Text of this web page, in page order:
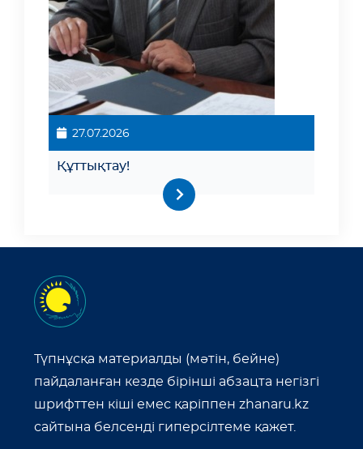
27.07.2026
Құттықтау!
Түпнұсқа материалды (мәтін, бейне)
пайдаланған кезде бірінші абзацта негізгі
шрифттен кіші емес қаріппен zhanaru.kz
сайтына белсенді гиперсілтеме қажет.